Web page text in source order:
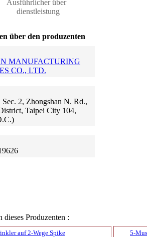
Ausführlicher über
dienstleistung
über den produzenten
MANUFACTURING
CO., LTD.
Sec. 2, Zhongshan N. Rd.,
Taipei City 104,
dieses Produzenten :
auf 2-Wege Spike 5-